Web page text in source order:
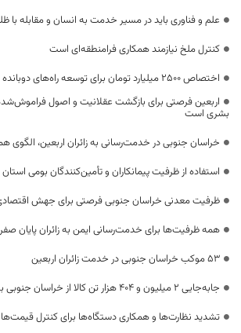
علم و فناوری باید در مسیر خدمت به انسان و مقابله با
کنترل ملخ نیازمند همکاری فرامنطقه‌ای است
اختصاص 2500 میلیارد تومان برای توسعه راه‌های دوبانده خراسان جنوبی
اربعین فرصتی برای بازگشت عقلانیت و اصول
بشری است
خراسان جنوبی در خدمت‌رسانی به زائران اربعین،
استفاده از ظرفیت پیمانکاران و تأمین‌کنندگان بومی استان
ظرفیت معدنی خراسان جنوبی فرصتی برای جهش
همه ظرفیت‌ها برای خدمت‌رسانی ایمن به زائران پایان
53 موکب خراسان جنوبی در خدمت زائران اربعین
جابه‌جایی 2 میلیون و 404 هزار تن کالا از خراسان جنوبی به سراسر کشور
تشدید نظارت‌ها و همکاری دستگاه‌ها برای کنترل